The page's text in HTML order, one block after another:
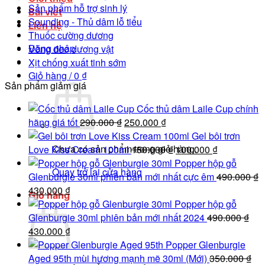
Bài viết
Liên hệ
Đăng nhập
Giỏ hàng /0 ₫
Chưa có sản phẩm trong giỏ hàng.
Quay trở lại cửa hàng
Giỏ hàng
Sản phẩm hỗ trợ sinh lý
Sounding - Thủ dâm lỗ tiểu
Thuốc cường dương
Vòng đeo dương vật
Xịt chống xuất tinh sớm
Sản phẩm giảm giá
Cốc thủ dâm Laile Cup chính
hãng giá tốt290.000₫Giá
gốc
là:
290.000 ₫.
250.000 ₫Giá
hiện
tại
là:
250.000 ₫.
Gel bôi trơn
Love Kiss Cream 100ml150.000₫Giá
gốc
là:
100.000 ₫Giá
hiện
tại
100.000 ₫.
Popper hộp gỗ
Glenburgie 30ml phiên bản mới nhất cực êm490.000₫
Giá
gốc
là:
490.000 ₫.
430.000₫Giá
hiện
tại
là:
430.000 ₫.
Popper hộp gỗ
Glenburgie 30ml phiên bản mới nhất 2024490.000₫
Giá
gốc
là:
430.000 ₫Giá
hiện
tại
Popper Glenburgie
Aged 95th mùi hương mạnh mẽ 30ml (Mới) 350.000₫